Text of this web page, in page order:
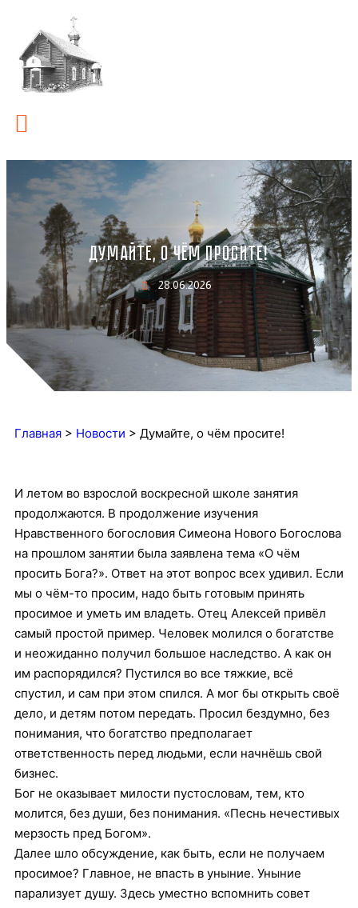
ДУМАЙТЕ, О ЧЁМ ПРОСИТЕ!
28.06.2026
Главная > Новости > Думайте, о чём просите!
И летом во взрослой воскресной школе занятия
продолжаются. В продолжение изучения
Нравственного богословия Симеона Нового Богослова
на прошлом занятии была заявлена тема «О чём
просить Бога?». Ответ на этот вопрос всех удивил. Если
мы о чём-то просим, надо быть готовым принять
просимое и уметь им владеть. Отец Алексей привёл
самый простой пример. Человек молился о богатстве
и неожиданно получил большое наследство. А как он
им распорядился? Пустился во все тяжкие, всё
спустил, и сам при этом спился. А мог бы открыть своё
дело, и детям потом передать. Просил бездумно, без
понимания, что богатство предполагает
ответственность перед людьми, если начнёшь свой
бизнес.
Бог не оказывает милости пустословам, тем, кто
молится, без души, без понимания. «Песнь нечестивых
мерзость пред Богом».
Далее шло обсуждение, как быть, если не получаем
просимое? Главное, не впасть в уныние. Уныние
парализует душу. Здесь уместно вспомнить совет